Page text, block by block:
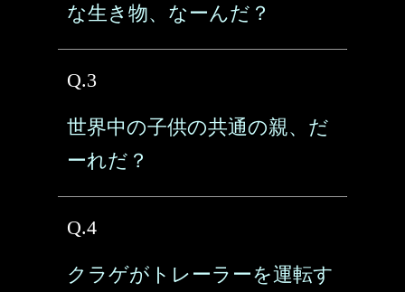
な生き物、なーんだ？
Q.3
世界中の子供の共通の親、だ
ーれだ？
Q.4
クラゲがトレーラーを運転す